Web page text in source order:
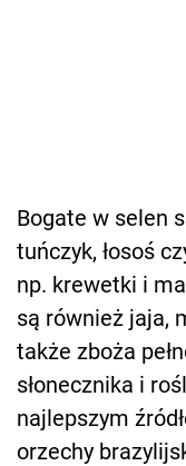
Bogate w selen
tuńczyk, łosoś
np. krewetki i
są również jaja,
także zboża
słonecznika i
najlepszym
orzechy